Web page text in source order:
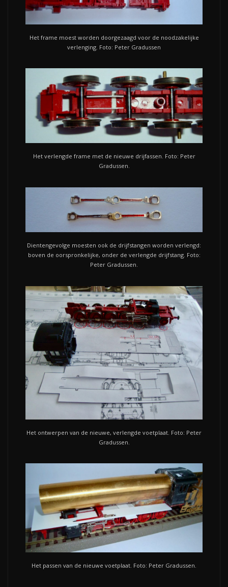
Het frame moest worden doorgezaagd voor de noodzakelijke
verlenging. Foto: Peter Gradussen
Het verlengde frame met de nieuwe drijfassen. Foto: Peter
Gradussen.
Dientengevolge moesten ook de drijfstangen worden verlengd:
boven de oorspronkelijke, onder de verlengde drijfstang. Foto:
Peter Gradussen.
Het ontwerpen van de nieuwe, verlengde voetplaat. Foto: Peter
Gradussen.
Het passen van de nieuwe voetplaat. Foto: Peter Gradussen.